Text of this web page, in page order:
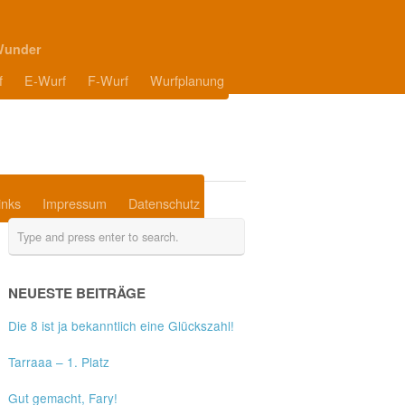
E-Wurf F-Wurf Wurfplanung
Impressum Datenschutz
NEUESTE BEITRÄGE
Die 8 ist ja bekanntlich eine Glückszahl!
Tarraaa – 1. Platz
Gut gemacht, Fary!